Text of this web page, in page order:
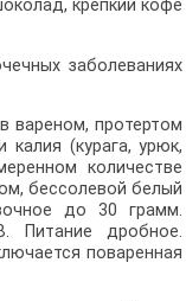
крепкий кофе
заболеваниях
вареном, протертом
(курага, урюк,
количестве
бессолевой белый
до 30 грамм.
Питание дробное.
поваренная